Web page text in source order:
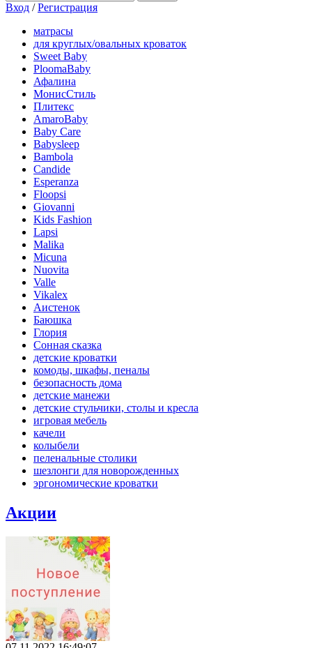
Вход /Регистрация
матрасы
для круглых/овальных кроваток
Sweet Baby
PloomaBaby
Афалина
МонисСтиль
Плитекс
AmaroBaby
Baby Care
Babysleep
Bambola
Candide
Esperanza
Floopsi
Giovanni
Kids Fashion
Lapsi
Malika
Micuna
Nuovita
Valle
Vikalex
Аистенок
Баюшка
Глория
Сонная сказка
детские кроватки
комоды, шкафы, пеналы
безопасность дома
детские манежи
детские стульчики, столы и кресла
игровая мебель
качели
колыбели
пеленальные столики
шезлонги для новорожденных
эргономические кроватки
Акции